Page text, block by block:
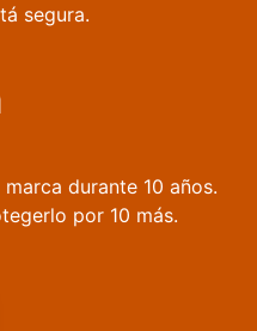
segura.
durante 10 años.
por 10 más.